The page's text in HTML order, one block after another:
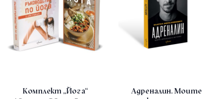
Комплект „Йога“
Адреналин. Моите